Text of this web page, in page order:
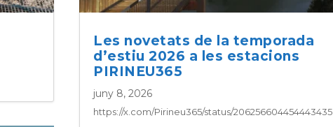
Les novetats de la temporada
d’estiu 2026 a les estacions
PIRINEU365
juny 8, 2026
https://x.com/Pirineu365/status/